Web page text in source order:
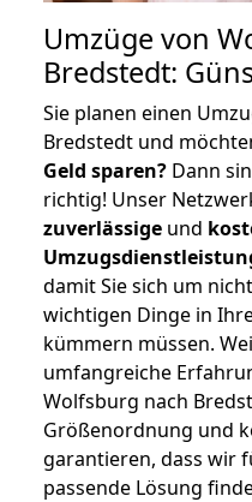
Umzüge von
Bredstedt:
Sie planen einen
Bredstedt und
Geld sparen? Dann
richtig! Unser
zuverlässige und
damit Sie sich um
wichtigen Dinge in
kümmern müssen.
umfangreiche
Wolfsburg nach
Größenordnung und
garantieren, dass wir
passende Lösung